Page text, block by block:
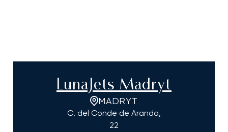
LunaJets Madryt
MADRYT
C. del Conde de Aranda,
22